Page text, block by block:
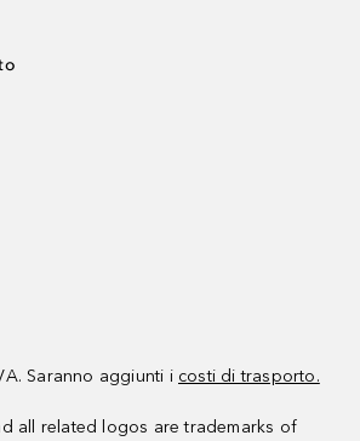
Saranno aggiunti i costi di trasporto.
all related logos are trademarks of